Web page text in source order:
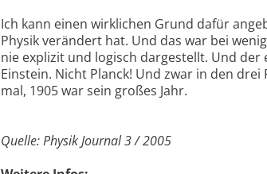
Ich kann einen wirklichen Grund dafür
Physik verändert hat. Und das war bei
nie explizit und logisch dargestellt. Und
Einstein. Nicht Planck! Und zwar in den
mal, 1905 war sein großes Jahr.
Quelle: Physik Journal 3 / 2005